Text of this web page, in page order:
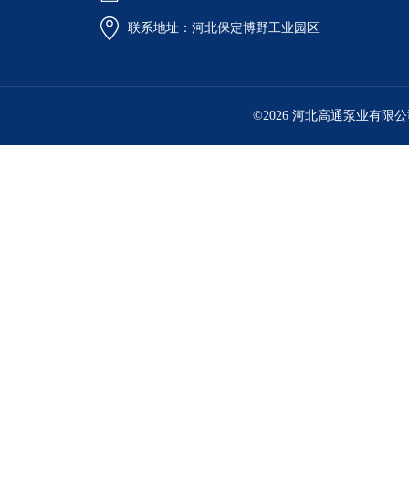
联系地址：河北保定博野工业园区
©2026 河北高通泵业有限